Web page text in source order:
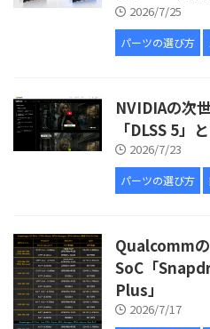
2026/7/25
パーツの選び方
NVIDIAの次
「DLSS 5」
2026/7/23
パーツの選び方
Qualcomm
SoC「
Plus」
2026/7/17